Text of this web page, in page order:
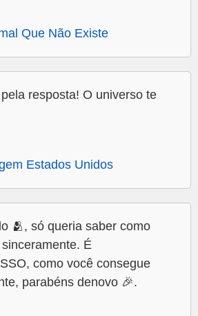
Que Não Existe
resposta! O universo te
Estados Unidos
🫂, só queria saber como
É
como você consegue
parabéns denovo 🎉.